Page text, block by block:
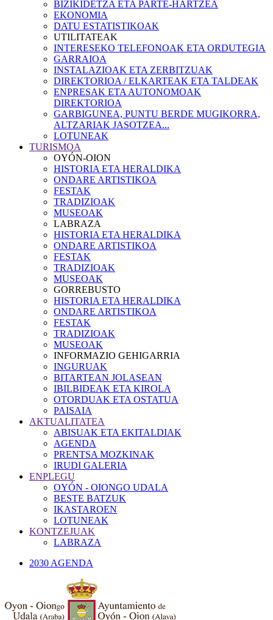
BIZIKIDETZA ETA PARTE-HARTZEA
EKONOMIA
DATU ESTATISTIKOAK
UTILITATEAK
INTERESEKO TELEFONOAK ETA ORDUTEGIA
GARRAIOA
INSTALAZIOAK ETA ZERBITZUAK
DIREKTORIOA / ELKARTEAK ETA TALDEAK
ENPRESAK ETA AUTONOMOAK
DIREKTORIOA
GARBIGUNEA, PUNTU BERDE MUGIKORRA,
ALTZARIAK JASOTZEA...
LOTUNEAK
TURISMOA
OYÓN-OION
HISTORIA ETA HERALDIKA
ONDARE ARTISTIKOA
FESTAK
TRADIZIOAK
MUSEOAK
LABRAZA
HISTORIA ETA HERALDIKA
ONDARE ARTISTIKOA
FESTAK
TRADIZIOAK
MUSEOAK
GORREBUSTO
HISTORIA ETA HERALDIKA
ONDARE ARTISTIKOA
FESTAK
TRADIZIOAK
MUSEOAK
INFORMAZIO GEHIGARRIA
INGURUAK
BITARTEAN JOLASEAN
IBILBIDEAK ETA KIROLA
OTORDUAK ETA OSTATUA
PAISAIA
AKTUALITATEA
ABISUAK ETA EKITALDIAK
AGENDA
PRENTSA MOZKINAK
IRUDI GALERIA
ENPLEGU
OYÓN - OIONGO UDALA
BESTE BATZUK
IKASTAROEN
LOTUNEAK
KONTZEJUAK
LABRAZA
2030 AGENDA